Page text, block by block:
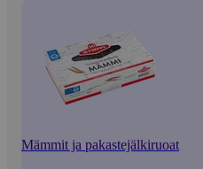
Mämmit ja pakastejälkiruoat